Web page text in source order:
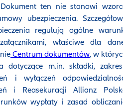
ten nie stanowi
ubezpieczenia.
regulują ogólne
właściwe dla
Centrum dokumentów, w
dotyczące m.in. składki,
i wyłączeń
i Reasekuracji Allianz
wypłaty i zasad